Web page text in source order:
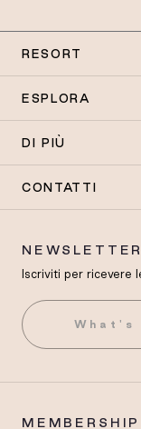
RESORT
ESPLORA
DI PIÙ
CONTATTI
NEWSLETTER
Iscriviti per
MEMBERSHIP